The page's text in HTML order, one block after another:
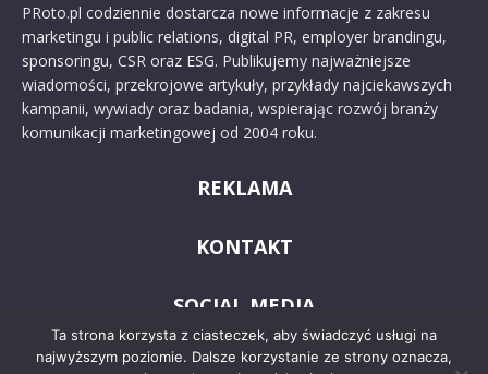
PRoto.pl codziennie dostarcza nowe informacje z zakresu
marketingu i public relations, digital PR, employer brandingu,
sponsoringu, CSR oraz ESG. Publikujemy najważniejsze
wiadomości, przekrojowe artykuły, przykłady najciekawszych
kampanii, wywiady oraz badania, wspierając rozwój branży
komunikacji marketingowej od 2004 roku.
REKLAMA
KONTAKT
SOCIAL MEDIA
Ta strona korzysta z ciasteczek, aby świadczyć usługi na
najwyższym poziomie. Dalsze korzystanie ze strony oznacza,